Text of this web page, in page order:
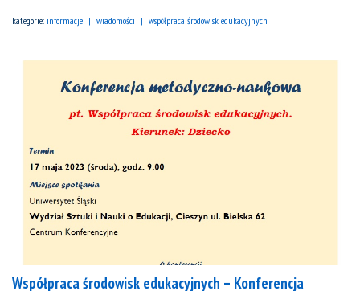
kategorie: informacje wiadomości współpraca środowisk edukacyjnych
Współpraca środowisk edukacyjnych – Konferencja